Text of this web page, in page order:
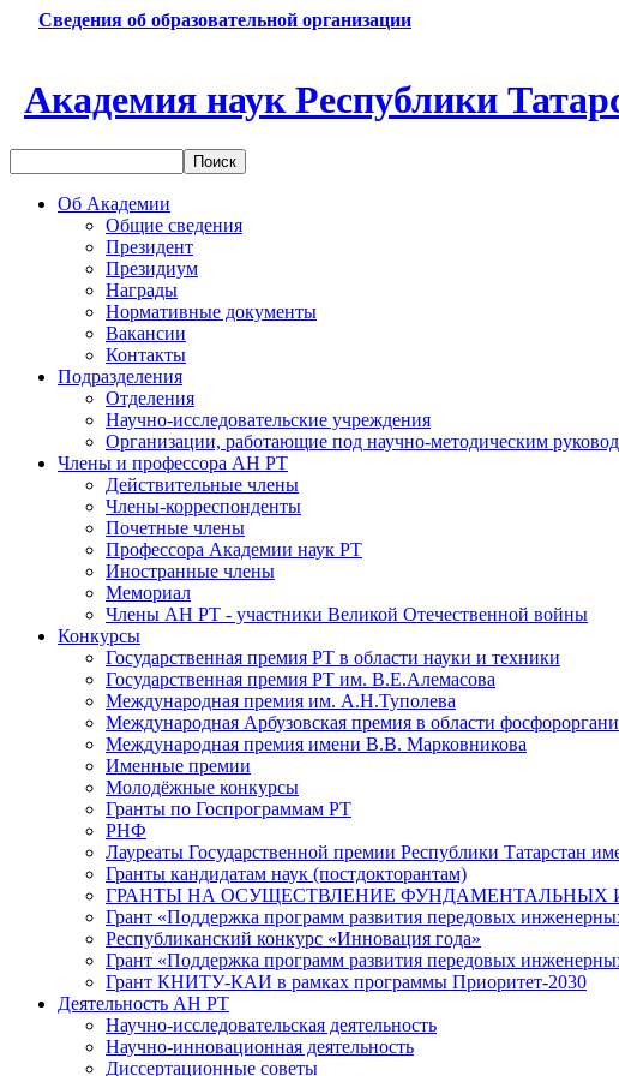
Сведения об образовательной организации
Академия наук Республики
Об Академии
Общие сведения
Президент
Президиум
Награды
Нормативные документы
Вакансии
Контакты
Подразделения
Отделения
Научно-исследовательские учреждения
Организации, работающие под научно-методическим
Члены и профессора АН РТ
Действительные члены
Члены-корреспонденты
Почетные члены
Профессора Академии наук РТ
Иностранные члены
Мемориал
Члены АН РТ - участники Великой Отечественной войны
Конкурсы
Государственная премия РТ в области науки и техники
Государственная премия РТ им. В.Е.Алемасова
Международная премия им. А.Н.Туполева
Международная Арбузовская премия в области
Международная премия имени В.В. Марковникова
Именные премии
Молодёжные конкурсы
Гранты по Госпрограммам РТ
РНФ
Лауреаты Государственной премии Республики Татарстан
Гранты кандидатам наук (постдокторантам)
ГРАНТЫ НА ОСУЩЕСТВЛЕНИЕ ФУНДАМЕНТАЛЬНЫХ
Грант «Поддержка программ развития передовых
Республиканский конкурс «Инновация года»
Грант «Поддержка программ развития передовых
Грант КНИТУ-КАИ в рамках программы Приоритет-2030
Деятельность АН РТ
Научно-исследовательская деятельность
Научно-инновационная деятельность
Диссертационные советы